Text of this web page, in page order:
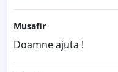
Musafir
Doamne ajuta !